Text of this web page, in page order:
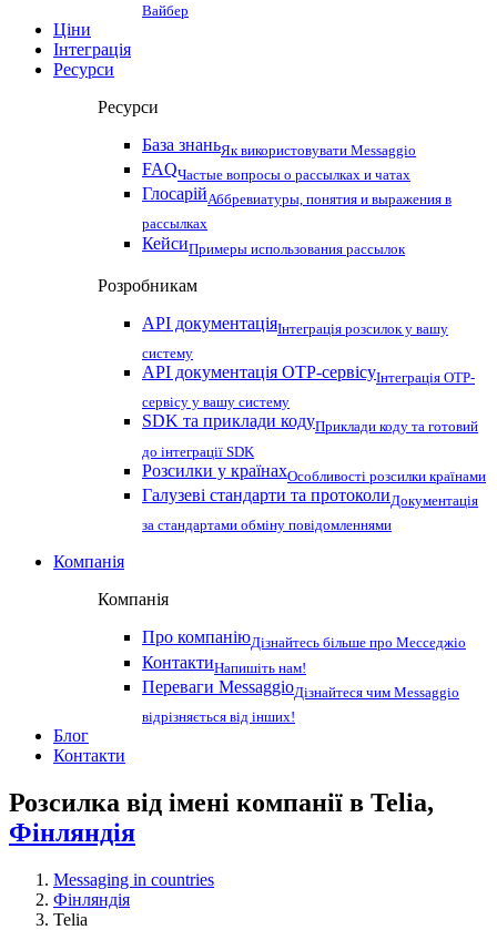
Вайбер
Ціни
Інтеграція
Ресурси
Ресурси
База знаньЯк використовувати Messaggio
FAQЧастые вопросы о рассылках и чатах
ГлосарійАббревиатуры, понятия и выражения в
рассылках
КейсиПримеры использования рассылок
Розробникам
API документаціяІнтеграція розсилок у вашу
систему
API документація OTP-сервісуІнтеграція OTP-
сервісу у вашу систему
SDK та приклади кодуПриклади коду та готовий
до інтеграції SDK
Розсилки у країнахОсобливості розсилки країнами
Галузеві стандарти та протоколиДокументація
за стандартами обміну повідомленнями
Компанія
Компанія
Про компаніюДізнайтесь більше про Месседжіо
КонтактиНапишіть нам!
Переваги MessaggioДізнайтеся чим Messaggio
відрізняється від інших!
Блог
Контакти
Розсилка від імені компанії в Telia,
Фінляндія
Messaging in countries
Фінляндія
Telia